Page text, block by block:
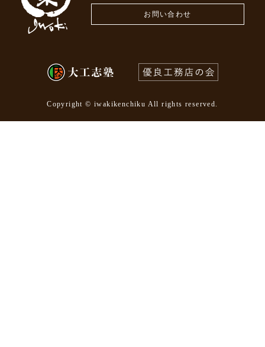
お問い合わせ
Copyright © iwakikenchiku All rights reserved.